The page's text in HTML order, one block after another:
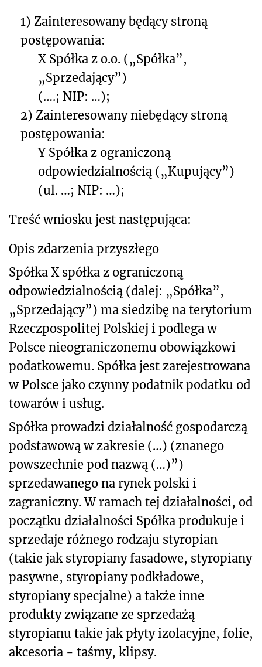
1) Zainteresowany będący stroną
postępowania:
X Spółka z o.o. („Spółka”,
„Sprzedający”)
(….; NIP: …);
2) Zainteresowany niebędący stroną
postępowania:
Y Spółka z ograniczoną
odpowiedzialnością („Kupujący”)
(ul. …; NIP: …);
Treść wniosku jest następująca:
Opis zdarzenia przyszłego
Spółka X spółka z ograniczoną
odpowiedzialnością (dalej: „Spółka”,
„Sprzedający”) ma siedzibę na terytorium
Rzeczpospolitej Polskiej i podlega w
Polsce nieograniczonemu obowiązkowi
podatkowemu. Spółka jest zarejestrowana
w Polsce jako czynny podatnik podatku od
towarów i usług.
Spółka prowadzi działalność gospodarczą
podstawową w zakresie (…) (znanego
powszechnie pod nazwą (…)”)
sprzedawanego na rynek polski i
zagraniczny. W ramach tej działalności, od
początku działalności Spółka produkuje i
sprzedaje różnego rodzaju styropian
(takie jak styropiany fasadowe, styropiany
pasywne, styropiany podkładowe,
styropiany specjalne) a także inne
produkty związane ze sprzedażą
styropianu takie jak płyty izolacyjne, folie,
akcesoria - taśmy, klipsy.